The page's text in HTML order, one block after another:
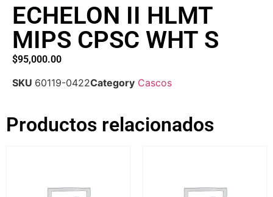
ECHELON II HLMT
MIPS CPSC WHT S
$95,000.00
SKU 60119-0422Category Cascos
Productos relacionados